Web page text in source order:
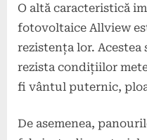
O altă caracteristică
fotovoltaice Allview
rezistența lor.
rezista condițiilor
fi vântul puternic,
De asemenea,